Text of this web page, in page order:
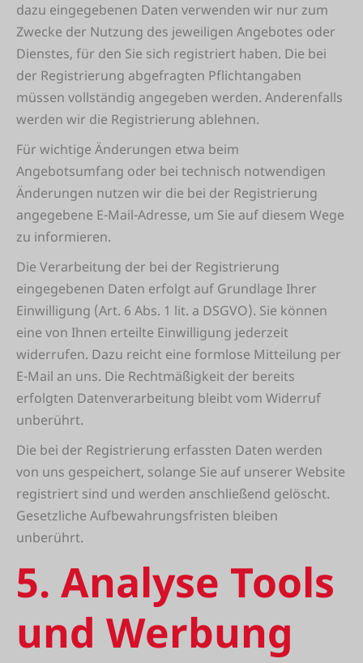
dazu eingegebenen Daten verwenden wir nur zum
Zwecke der Nutzung des jeweiligen Angebotes oder
Dienstes, für den Sie sich registriert haben. Die bei
der Registrierung abgefragten Pflichtangaben
müssen vollständig angegeben werden. Anderenfalls
werden wir die Registrierung ablehnen.
Für wichtige Änderungen etwa beim
Angebotsumfang oder bei technisch notwendigen
Änderungen nutzen wir die bei der Registrierung
angegebene E-Mail-Adresse, um Sie auf diesem Wege
zu informieren.
Die Verarbeitung der bei der Registrierung
eingegebenen Daten erfolgt auf Grundlage Ihrer
Einwilligung (Art. 6 Abs. 1 lit. a DSGVO). Sie können
eine von Ihnen erteilte Einwilligung jederzeit
widerrufen. Dazu reicht eine formlose Mitteilung per
E-Mail an uns. Die Rechtmäßigkeit der bereits
erfolgten Datenverarbeitung bleibt vom Widerruf
unberührt.
Die bei der Registrierung erfassten Daten werden
von uns gespeichert, solange Sie auf unserer Website
registriert sind und werden anschließend gelöscht.
Gesetzliche Aufbewahrungsfristen bleiben
unberührt.
5. Analyse Tools
und Werbung